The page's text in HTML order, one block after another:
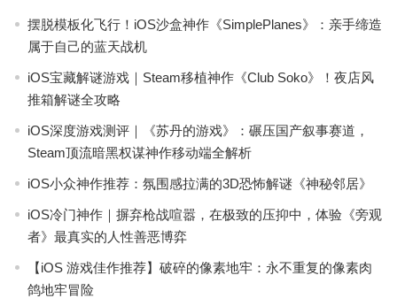
摆脱模板化飞行！iOS沙盒神作《SimplePlanes》：亲手缔造
属于自己的蓝天战机
iOS宝藏解谜游戏｜Steam移植神作《Club Soko》！夜店风
推箱解谜全攻略
iOS深度游戏测评｜《苏丹的游戏》：碾压国产叙事赛道，
Steam顶流暗黑权谋神作移动端全解析
iOS小众神作推荐：氛围感拉满的3D恐怖解谜《神秘邻居》
iOS冷门神作｜摒弃枪战喧嚣，在极致的压抑中，体验《旁观
者》最真实的人性善恶博弈
【iOS 游戏佳作推荐】破碎的像素地牢：永不重复的像素肉
鸽地牢冒险